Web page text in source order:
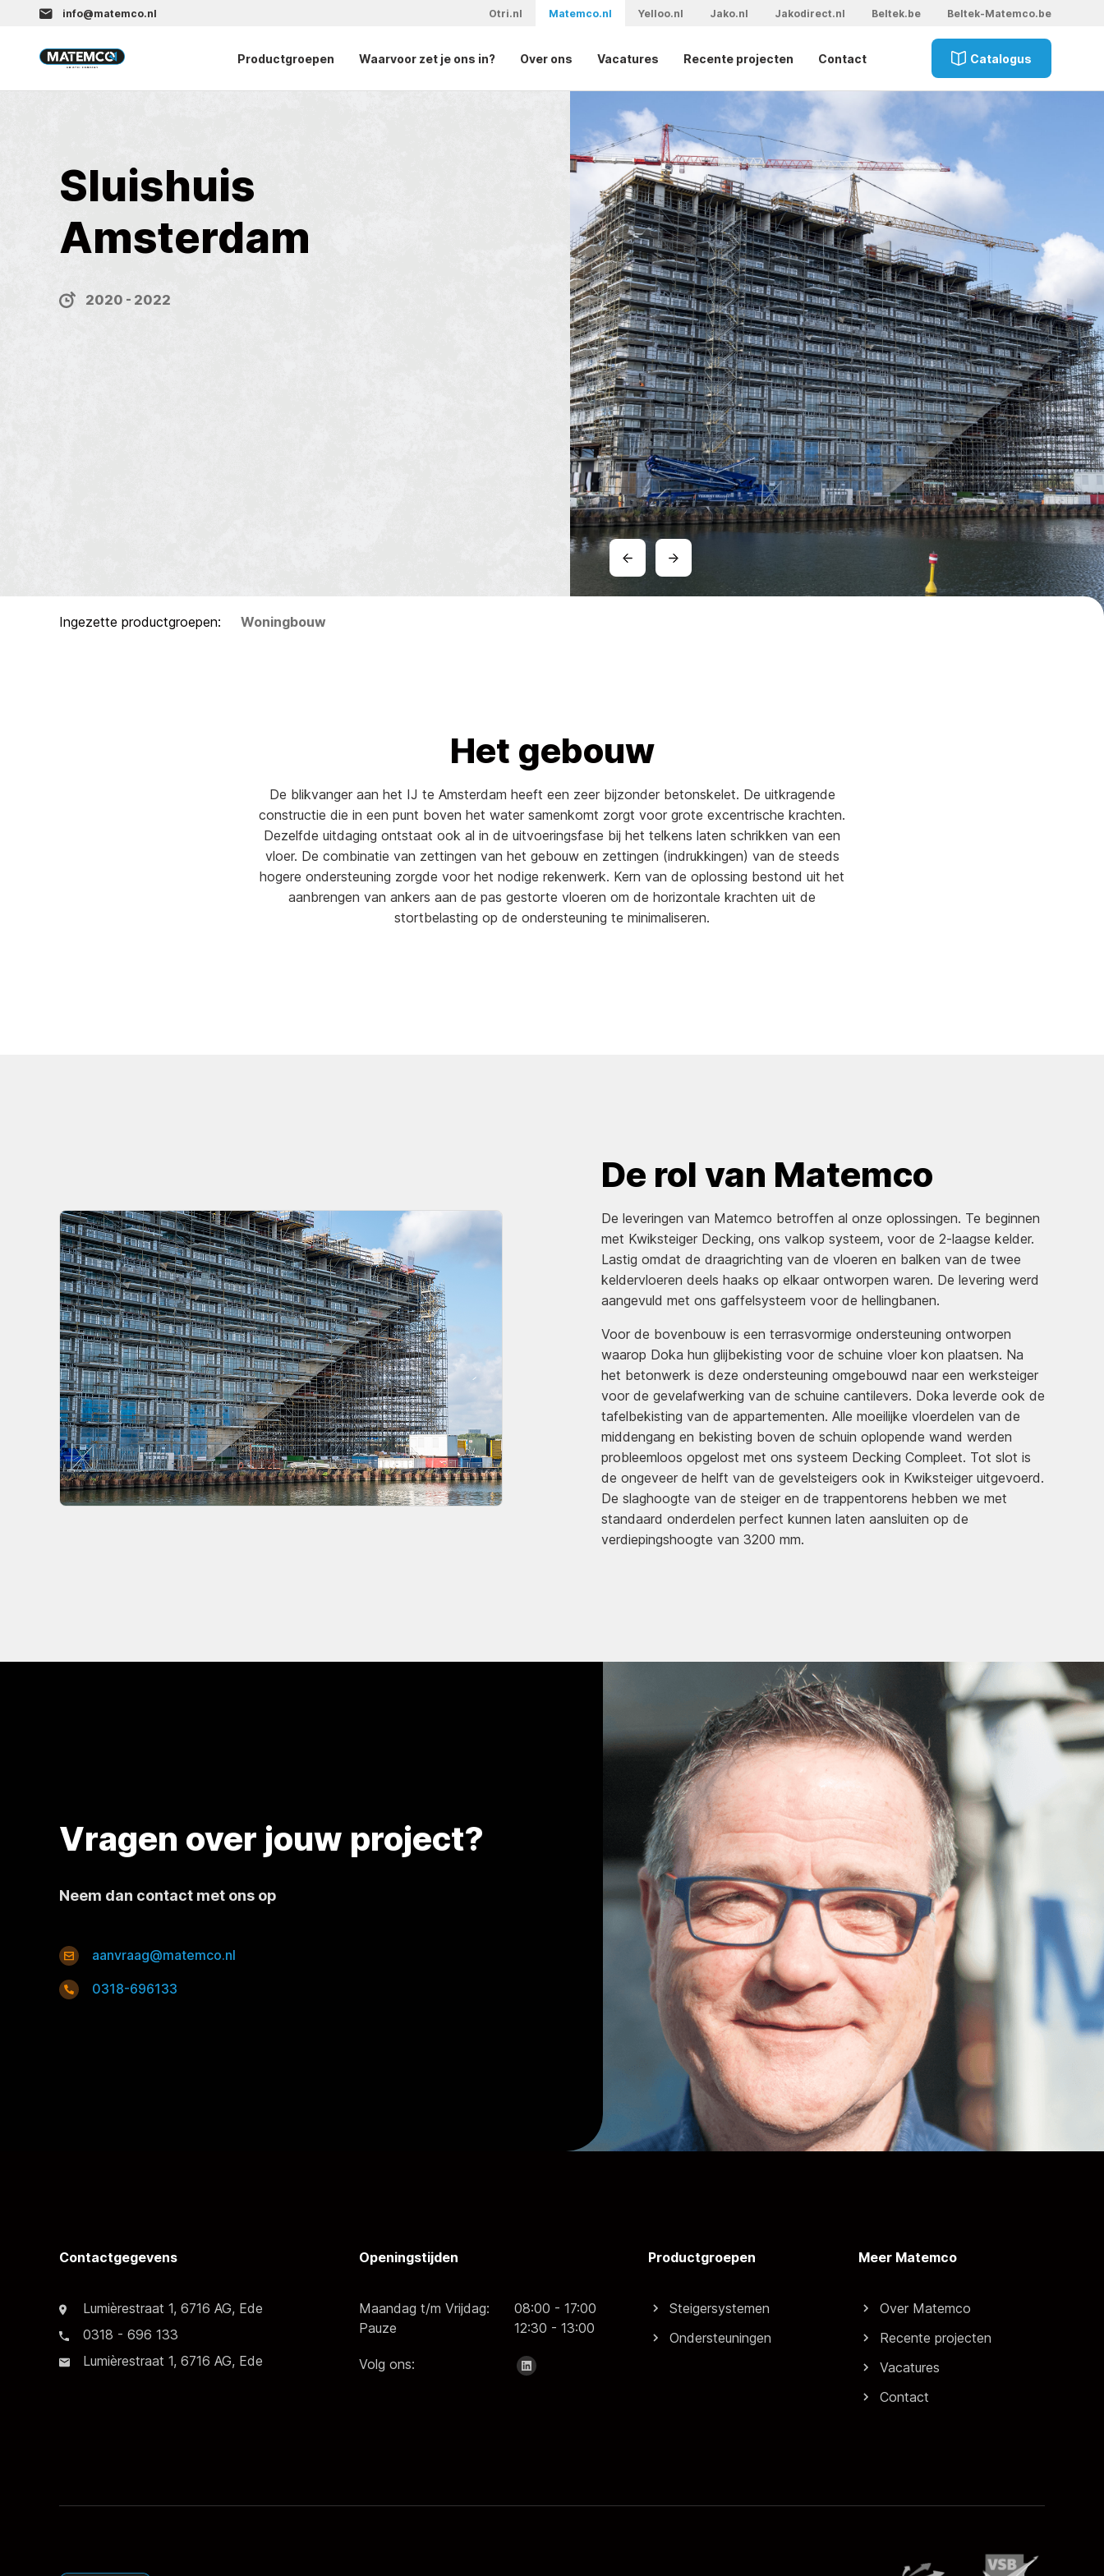
info@matemco.nl Otri.nl Matemco.nl Yelloo.nl Jako.nl Jakodirect.nl Beltek.be Beltek-Matemco.be
Productgroepen Waarvoor zet je ons in? Over ons Vacatures Recente projecten Contact Catalogus
Sluishuis
Amsterdam
2020 - 2022
Ingezette productgroepen: Woningbouw
Het gebouw
De blikvanger aan het IJ te Amsterdam heeft een zeer bijzonder betonskelet. De uitkragende
constructie die in een punt boven het water samenkomt zorgt voor grote excentrische krachten.
Dezelfde uitdaging ontstaat ook al in de uitvoeringsfase bij het telkens laten schrikken van een
vloer. De combinatie van zettingen van het gebouw en zettingen (indrukkingen) van de steeds
hogere ondersteuning zorgde voor het nodige rekenwerk. Kern van de oplossing bestond uit het
aanbrengen van ankers aan de pas gestorte vloeren om de horizontale krachten uit de
stortbelasting op de ondersteuning te minimaliseren.
De rol van Matemco
De leveringen van Matemco betroffen al onze oplossingen. Te beginnen
met Kwiksteiger Decking, ons valkop systeem, voor de 2-laagse kelder.
Lastig omdat de draagrichting van de vloeren en balken van de twee
keldervloeren deels haaks op elkaar ontworpen waren. De levering werd
aangevuld met ons gaffelsysteem voor de hellingbanen.
Voor de bovenbouw is een terrasvormige ondersteuning ontworpen
waarop Doka hun glijbekisting voor de schuine vloer kon plaatsen. Na
het betonwerk is deze ondersteuning omgebouwd naar een werksteiger
voor de gevelafwerking van de schuine cantilevers. Doka leverde ook de
tafelbekisting van de appartementen. Alle moeilijke vloerdelen van de
middengang en bekisting boven de schuin oplopende wand werden
probleemloos opgelost met ons systeem Decking Compleet. Tot slot is
de ongeveer de helft van de gevelsteigers ook in Kwiksteiger uitgevoerd.
De slaghoogte van de steiger en de trappentorens hebben we met
standaard onderdelen perfect kunnen laten aansluiten op de
verdiepingshoogte van 3200 mm.
Vragen over jouw project?
Neem dan contact met ons op
aanvraag@matemco.nl
0318-696133
Contactgegevens
Lumièrestraat 1, 6716 AG, Ede
0318 - 696 133
Lumièrestraat 1, 6716 AG, Ede
Openingstijden
Maandag t/m Vrijdag:
08:00 - 17:00
Pauze
12:30 - 13:00
Volg ons:
Productgroepen
Steigersystemen
Ondersteuningen
Meer Matemco
Over Matemco
Recente projecten
Vacatures
Contact